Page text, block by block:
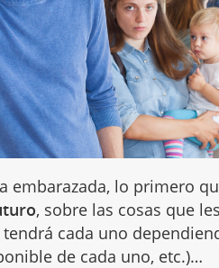
embarazada, lo primero
, sobre las cosas que
cada uno
de cada uno, etc.)…